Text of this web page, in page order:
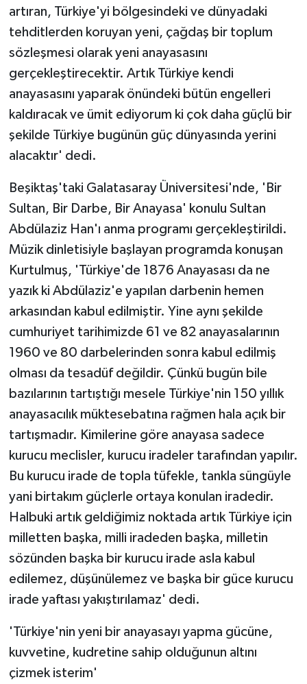
artıran, Türkiye'yi bölgesindeki ve dünyadaki
tehditlerden koruyan yeni, çağdaş bir toplum
sözleşmesi olarak yeni anayasasını
gerçekleştirecektir. Artık Türkiye kendi
anayasasını yaparak önündeki bütün engelleri
kaldıracak ve ümit ediyorum ki çok daha güçlü bir
şekilde Türkiye bugünün güç dünyasında yerini
alacaktır' dedi.
Beşiktaş'taki Galatasaray Üniversitesi'nde, 'Bir
Sultan, Bir Darbe, Bir Anayasa' konulu Sultan
Abdülaziz Han'ı anma programı gerçekleştirildi.
Müzik dinletisiyle başlayan programda konuşan
Kurtulmuş, 'Türkiye'de 1876 Anayasası da ne
yazık ki Abdülaziz'e yapılan darbenin hemen
arkasından kabul edilmiştir. Yine aynı şekilde
cumhuriyet tarihimizde 61 ve 82 anayasalarının
1960 ve 80 darbelerinden sonra kabul edilmiş
olması da tesadüf değildir. Çünkü bugün bile
bazılarının tartıştığı mesele Türkiye'nin 150 yıllık
anayasacılık müktesebatına rağmen hala açık bir
tartışmadır. Kimilerine göre anayasa sadece
kurucu meclisler, kurucu iradeler tarafından yapılır.
Bu kurucu irade de topla tüfekle, tankla süngüyle
yani birtakım güçlerle ortaya konulan iradedir.
Halbuki artık geldiğimiz noktada artık Türkiye için
milletten başka, milli iradeden başka, milletin
sözünden başka bir kurucu irade asla kabul
edilemez, düşünülemez ve başka bir güce kurucu
irade yaftası yakıştırılamaz' dedi.
'Türkiye'nin yeni bir anayasayı yapma gücüne,
kuvvetine, kudretine sahip olduğunun altını
çizmek isterim'
Kadın
KÜLTÜR SANAT
MAGAZİN
Otomobil
Sağlık
SPOR HABERLERİ
TEKNOLOJİ
ÜLKE GÜNDEMİ
YAŞAM
Yerel Haberler